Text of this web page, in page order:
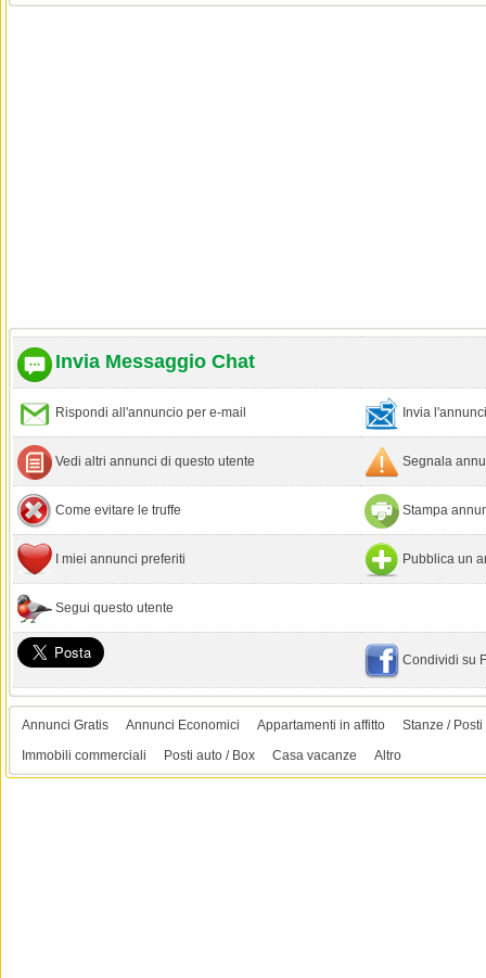
Invia Messaggio Chat
Rispondi all'annuncio per e-mail Invia
Vedi altri annunci di questo utente Segnala
Come evitare le truffe Stampa
I miei annunci preferiti Pubblica un
Segui questo utente
Condividi su
Annunci Gratis Annunci Economici Appartamenti in affitto
Stanze / Posti
Immobili commerciali
Posti auto / Box Casa vacanze Altro